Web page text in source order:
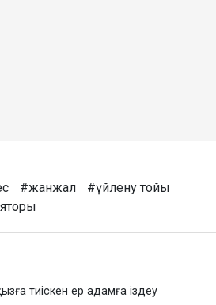
#жанжал
#үйлену тойы
тиіскен ер адамға іздеу